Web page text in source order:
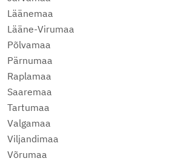
Läänemaa
Lääne-Virumaa
Põlvamaa
Pärnumaa
Raplamaa
Saaremaa
Tartumaa
Valgamaa
Viljandimaa
Võrumaa